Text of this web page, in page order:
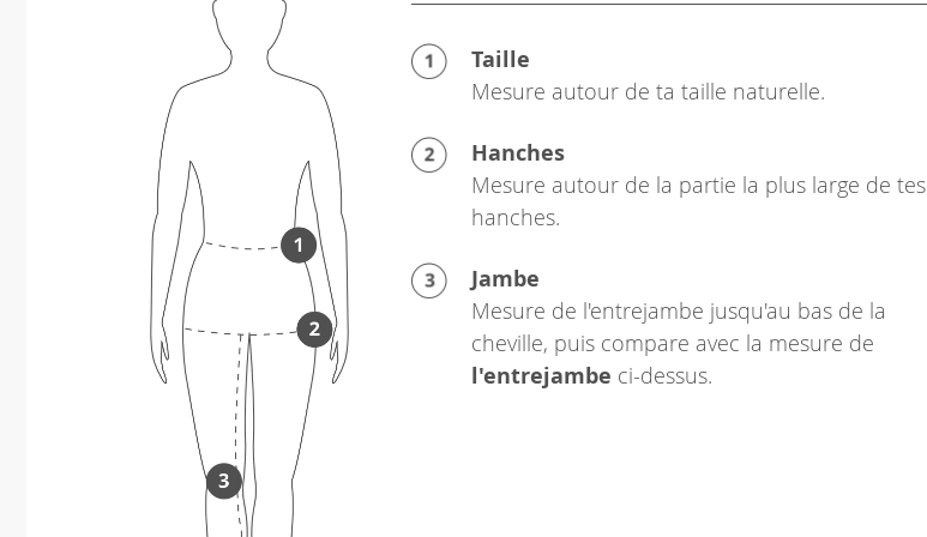
Taille
Mesure autour de ta taille naturelle.
Hanches
Mesure autour de la partie la plus large de tes
hanches.
Jambe
Mesure de l'entrejambe jusqu'au bas de la
cheville, puis compare avec la mesure de
l'entrejambe ci-dessus.